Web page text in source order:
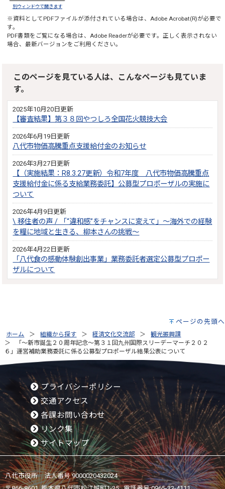
別ウィンドウで開きます
※資料としてPDFファイルが添付されている場合は、 Adobe Acrobat(R)が必要で
す。
PDF書類をご覧になる場合は、 Adobe Readerが必要です。正しく表示されない
場合、最新バージョンをご利用ください。
このページを見ている人は、こんなページも見ていま
す。
2025年10月20日更新
【審査結果】第３８回やつしろ全国花火競技大会
2026年6月19日更新
八代市物価高騰重点支援給付金のお知らせ
2026年3月27日更新
【（実施結果：R8.3.27更新）令和7年度 八代市物価高騰重点
支援給付金に係る支給業務委託】公募型プロポーザルの実施に
ついて
2026年4月9日更新
\ 移住者の声 / 「“違和感”をチャンスに変えて」～海外での経験
を糧に地域と生きる、柳本さんの挑戦～
2026年4月22日更新
「八代食の感動体験創出事業」業務委託者選定公募型プロポー
ザルについて
ページの先頭へ
ホーム 組織から探す 経済文化交流部
観光振興課
「～新市誕生２０周年記念～第３１回九州国際スリーデーマーチ２０２
６」運営補助業務委託に係る公募型プロポーザル結果公表について
プライバシーポリシー
交通アクセス
各課お問い合わせ
リンク集
サイトマップ
八代市役所 法人番号 9000020432024